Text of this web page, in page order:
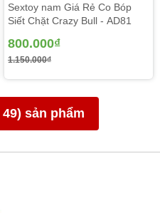
Sextoy nam Giá Rẻ Co Bóp
Siết Chặt Crazy Bull - AD81
800.000₫
1.150.000₫
49) sản phẩm